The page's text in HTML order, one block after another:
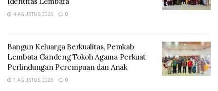
Dr. Wiwik Supratiwi M.Si narasumber dari Unair
Surabaya ini menyebutkan banyak isu strategis di
Lembata yang belum mendapat perhatian serius
4 AGUSTUS 2026 0
Bangun Keluarga Berkualitas, Pemkab
Lembata Gandeng Tokoh Agama Perkuat
Perlindungan Perempuan dan Anak
1 AGUSTUS 2026 0